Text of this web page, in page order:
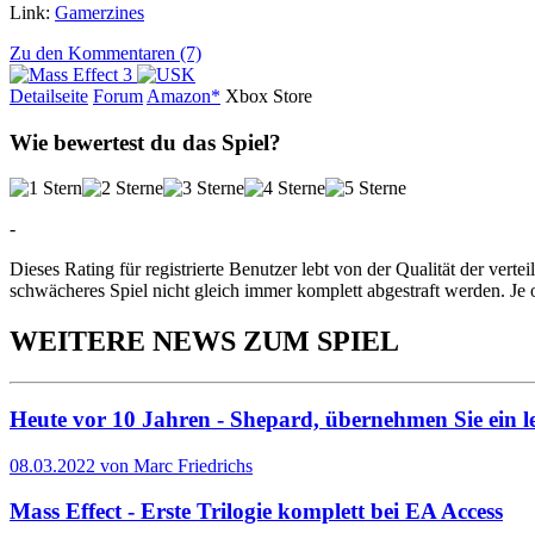
Link: Gamerzines
Zu den Kommentaren (7)
Detailseite Forum Amazon* Xbox Store
Wie bewertest du das Spiel?
-
Dieses Rating für registrierte Benutzer lebt von der Qualität der
schwächeres Spiel nicht gleich immer komplett abgestraft werden.
WEITERE NEWS ZUM SPIEL
Heute vor 10 Jahren - Shepard, übernehmen Sie ein
08.03.2022 von Marc Friedrichs
Mass Effect - Erste Trilogie komplett bei EA Access